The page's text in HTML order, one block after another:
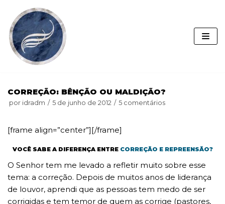
Pular
para
o
conteúdo
CORREÇÃO: BÊNÇÃO OU MALDIÇÃO?
por idradm 5 de junho de 2012 5 comentários
[frame align=”center”][/frame]
VOCÊ SABE A DIFERENÇA ENTRE CORREÇÃO E REPREENSÃO?
O Senhor tem me levado a refletir muito sobre esse
tema: a correção. Depois de muitos anos de liderança
de louvor, aprendi que as pessoas tem medo de ser
corrigidas e tem temor de quem as corrige (pastores,